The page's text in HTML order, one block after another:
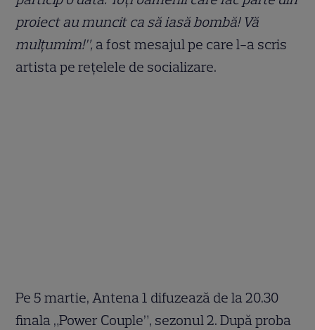
proiect au muncit ca să iasă bombă! Vă
mulțumim!”, a fost mesajul pe care l-a scris
artista pe rețelele de socializare.
Pe 5 martie, Antena 1 difuzează de la 20.30
finala „Power Couple”, sezonul 2. După proba